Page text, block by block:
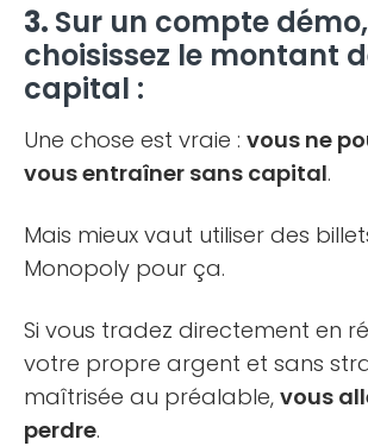
3. Sur un compte
choisissez le montant
capital :
Une chose est vraie : vous ne
vous entraîner sans capital.
Mais mieux vaut utiliser des
Monopoly pour ça.
Si vous tradez directement en
votre propre argent et sans
maîtrisée au préalable, vous
perdre.